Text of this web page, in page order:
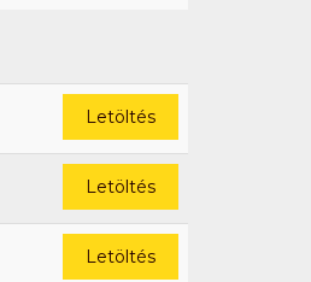
Letöltés
Letöltés
Letöltés